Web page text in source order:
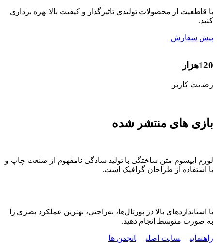
با قاطعیت از محصولات تولیدی تاثیرگذار و کیفیت بالا بهره برداری
کنید.
پیش سفارش
120هزار
رضایت کاربر
بازی های منتشر شده
لورم ایپسوم متن ساختگی با تولید سادگی نامفهوم از صنعت چاپ و
با استفاده از طراحان گرافیک است.
با استانداردهای بالا در پورتال‌ها، به‌راحتی، بهترین عملکرد بصری را
به صورت متوسط انجام دهید.
راهنمایی سایت اصلی انجمن ها